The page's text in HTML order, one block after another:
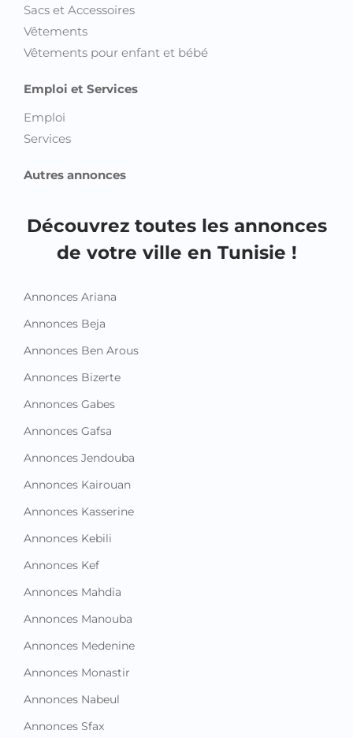
Sacs et Accessoires
Vêtements
Vêtements pour enfant et bébé
Emploi et Services
Emploi
Services
Autres annonces
Découvrez toutes les annonces
de votre ville en Tunisie !
Annonces Ariana
Annonces Beja
Annonces Ben Arous
Annonces Bizerte
Annonces Gabes
Annonces Gafsa
Annonces Jendouba
Annonces Kairouan
Annonces Kasserine
Annonces Kebili
Annonces Kef
Annonces Mahdia
Annonces Manouba
Annonces Medenine
Annonces Monastir
Annonces Nabeul
Annonces Sfax